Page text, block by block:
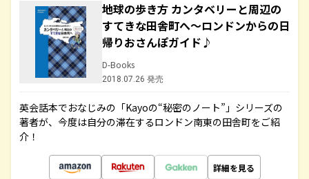
地球の歩き方 カンタベリーと周辺の
すてきな田舎町へ～ロンドンからの日
帰りおさんぽガイド♪
D-Books
2018.07.26 発売
英会話本でおなじみの「Kayoの“秘密のノート”」シリーズの
著者が、今度は自分の滞在するロンドン南東の田舎町をご紹
介！
詳細を見る